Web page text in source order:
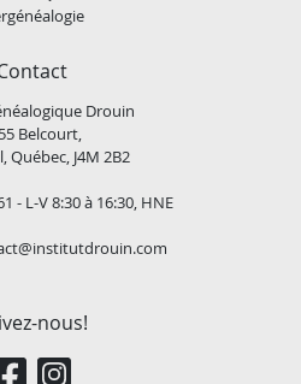
Drouin
Belcourt,
Québec, J4M 2B2
- L-V 8:30 à 16:30, HNE
nous!